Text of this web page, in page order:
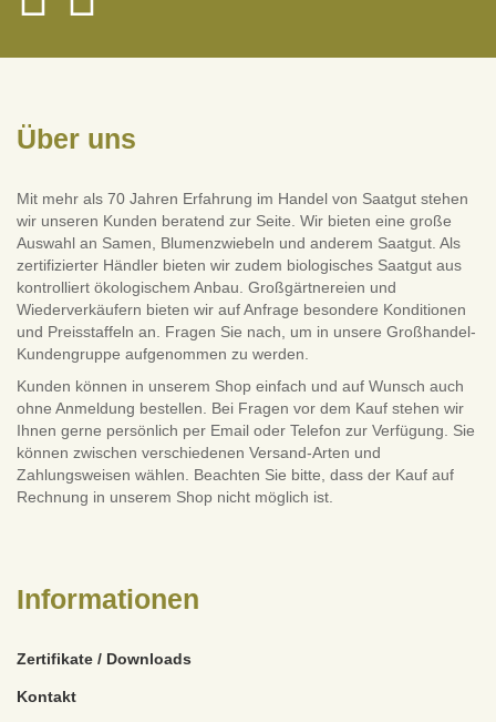
Über uns
Mit mehr als 70 Jahren Erfahrung im Handel von Saatgut stehen
wir unseren Kunden beratend zur Seite. Wir bieten eine große
Auswahl an Samen, Blumenzwiebeln und anderem Saatgut. Als
zertifizierter Händler bieten wir zudem biologisches Saatgut aus
kontrolliert ökologischem Anbau. Großgärtnereien und
Wiederverkäufern bieten wir auf Anfrage besondere Konditionen
und Preisstaffeln an. Fragen Sie nach, um in unsere Großhandel-
Kundengruppe aufgenommen zu werden.
Kunden können in unserem Shop einfach und auf Wunsch auch
ohne Anmeldung bestellen. Bei Fragen vor dem Kauf stehen wir
Ihnen gerne persönlich per Email oder Telefon zur Verfügung. Sie
können zwischen verschiedenen Versand-Arten und
Zahlungsweisen wählen. Beachten Sie bitte, dass der Kauf auf
Rechnung in unserem Shop nicht möglich ist.
Informationen
Zertifikate / Downloads
Kontakt